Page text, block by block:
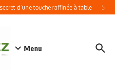
d’une touche raffinée à table
Menu